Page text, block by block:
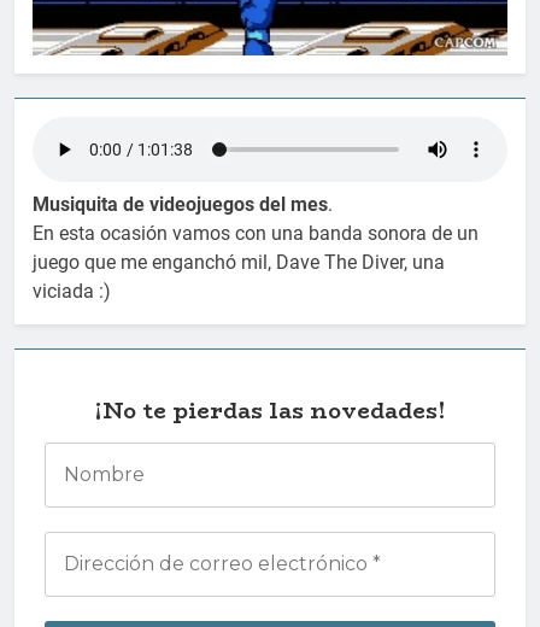
Musiquita de videojuegos del mes.
En esta ocasión vamos con una banda sonora de un
juego que me enganchó mil, Dave The Diver, una
viciada :)
¡No te pierdas las novedades!